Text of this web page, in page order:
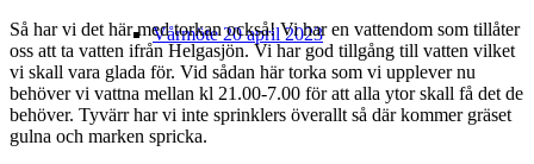
Vårmöte 20 april 2023
Så har vi det här med torkan också! Vi har en vattendom som tillåter
oss att ta vatten ifrån Helgasjön. Vi har god tillgång till vatten vilket
vi skall vara glada för. Vid sådan här torka som vi upplever nu
behöver vi vattna mellan kl 21.00-7.00 för att alla ytor skall få det de
behöver. Tyvärr har vi inte sprinklers överallt så där kommer gräset
gulna och marken spricka.